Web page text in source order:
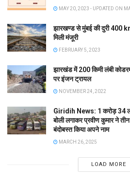
MAY 20, 2023 - UPDATED ON
झारखण्ड से मुंबई की दुरी 400
मिली मंजूरी
FEBRUARY 5, 2023
झारखंड में 200 किमी लंबी
पर इंजन ट्रायल
NOVEMBER 24, 2022
Giridih News: 1 करोड़ 34
बोली लगाकर प्रवीण कुमार ने
बंदोबस्त किया अपने नाम
MARCH 26, 2025
LOAD MORE